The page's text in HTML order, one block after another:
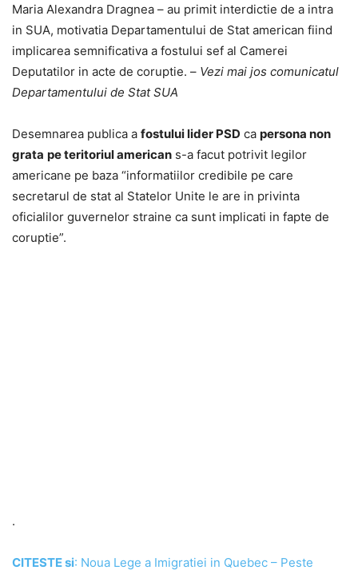
Maria Alexandra Dragnea – au primit interdictie de a intra
in SUA, motivatia Departamentului de Stat american fiind
implicarea semnificativa a fostului sef al Camerei
Deputatilor in acte de coruptie. – Vezi mai jos comunicatul
Departamentului de Stat SUA
Desemnarea publica a fostului lider PSD ca persona non
grata pe teritoriul american s-a facut potrivit legilor
americane pe baza “informatiilor credibile pe care
secretarul de stat al Statelor Unite le are in privinta
oficialilor guvernelor straine ca sunt implicati in fapte de
coruptie”.
.
CITESTE si: Noua Lege a Imigratiei in Quebec – Peste